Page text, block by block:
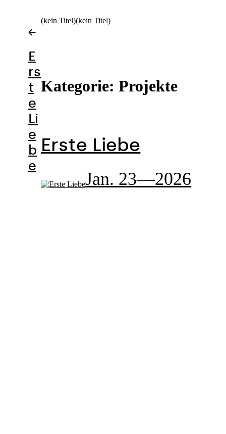
←
E
rs
t
e
Li
e
b
e
(kein Titel)(kein Titel)
Kategorie:Projekte
Erste Liebe
Jan. 23—2026